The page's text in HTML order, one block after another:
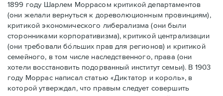
1899 году Шарлем Моррасом критикой департаментов
(они желали вернуться к дореволюционным провинциям),
критикой экономического либерализма (они были
сторонниками корпоративизма), критикой централизации
(они требовали бóльших прав для регионов) и критикой
семейного, в том числе наследственного, права (они
хотели восстановить подорванный институт семьи). В 1903
году Моррас написал статью «Диктатор и король», в
которой утверждал, что правым следует совершить